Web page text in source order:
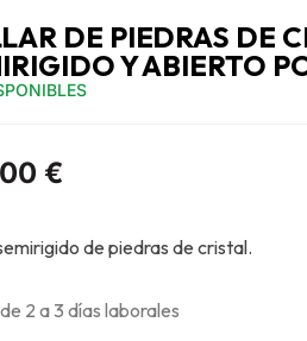
DE PIEDRAS DE
Y ABIERTO
€
de piedras de cristal.
2 a 3 días laborales